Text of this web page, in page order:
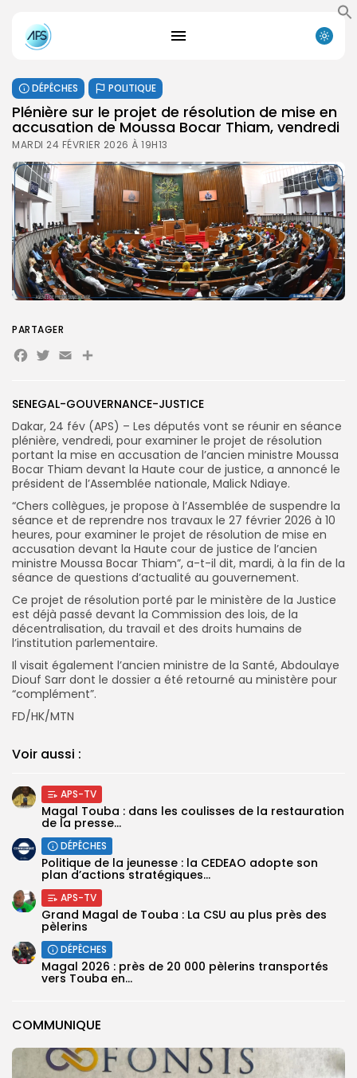
for:
FR
DÉPÊCHES POLITIQUE
Plénière sur le projet de résolution de mise en
accusation de Moussa Bocar Thiam, vendredi
MARDI 24 FÉVRIER 2026 À 19H13
COMMUNIQUE
SENEGAL-GOUVERNANCE-JUSTICE
Dakar, 24 fév (APS) – Les députés vont se réunir en séance
plénière, vendredi, pour examiner le projet de résolution
portant la mise en accusation de l’ancien ministre Moussa
Bocar Thiam devant la Haute cour de justice, a annoncé le
président de l’Assemblée nationale, Malick Ndiaye.
“Chers collègues, je propose à l’Assemblée de suspendre la
séance et de reprendre nos travaux le 27 février 2026 à 10
heures, pour examiner le projet de résolution de mise en
accusation devant la Haute cour de justice de l’ancien
ministre Moussa Bocar Thiam”, a-t-il dit, mardi, à la fin de la
séance de questions d’actualité au gouvernement.
Ce projet de résolution porté par le ministère de la Justice
est déjà passé devant la Commission des lois, de la
décentralisation, du travail et des droits humains de
l’institution parlementaire.
Il visait également l’ancien ministre de la Santé, Abdoulaye
Diouf Sarr dont le dossier a été retourné au ministère pour
“complément”.
FD/HK/MTN
Voir aussi :
APS-TV
Magal Touba : dans les coulisses de la restauration
de la presse...
DÉPÊCHES
Politique de la jeunesse : la CEDEAO adopte son
plan d’actions stratégiques...
APS-TV
Grand Magal de Touba : La CSU au plus près des
pèlerins
DÉPÊCHES
Magal 2026 : près de 20 000 pèlerins transportés
vers Touba en...
PARTAGER
Facebook
Twitter
EmailPartager